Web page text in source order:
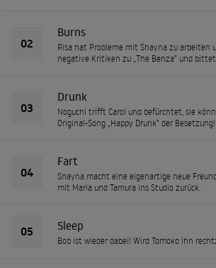
02
Burns
Risa hat Probleme mit Shayna zu arbeiten
negative Kritiken zu „The Benza" und
03
Drunk
Noguchi trifft Carol und befürchtet, sie
Original-Song „Happy Drunk" der Besetzung!
04
Fart
Shayna macht eine eigenartige neue
mit Maria und Tamura ins Studio zurück.
05 Sleep
Bob ist wieder dabei! Wird Tomoko ihn